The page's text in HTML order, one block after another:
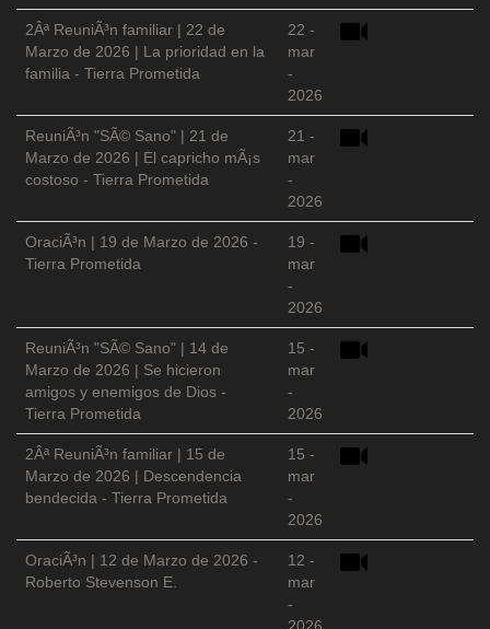
2Âª ReuniÃ³n familiar | 22 de
Marzo de 2026 | La prioridad en la
familia - Tierra Prometida
22 -
mar
-
2026
ReuniÃ³n "SÃ© Sano" | 21 de
Marzo de 2026 | El capricho mÃ¡s
costoso - Tierra Prometida
21 -
mar
-
2026
OraciÃ³n | 19 de Marzo de 2026 -
Tierra Prometida
19 -
mar
-
2026
ReuniÃ³n "SÃ© Sano" | 14 de
Marzo de 2026 | Se hicieron
amigos y enemigos de Dios -
Tierra Prometida
15 -
mar
-
2026
2Âª ReuniÃ³n familiar | 15 de
Marzo de 2026 | Descendencia
bendecida - Tierra Prometida
15 -
mar
-
2026
OraciÃ³n | 12 de Marzo de 2026 -
Roberto Stevenson E.
12 -
mar
-